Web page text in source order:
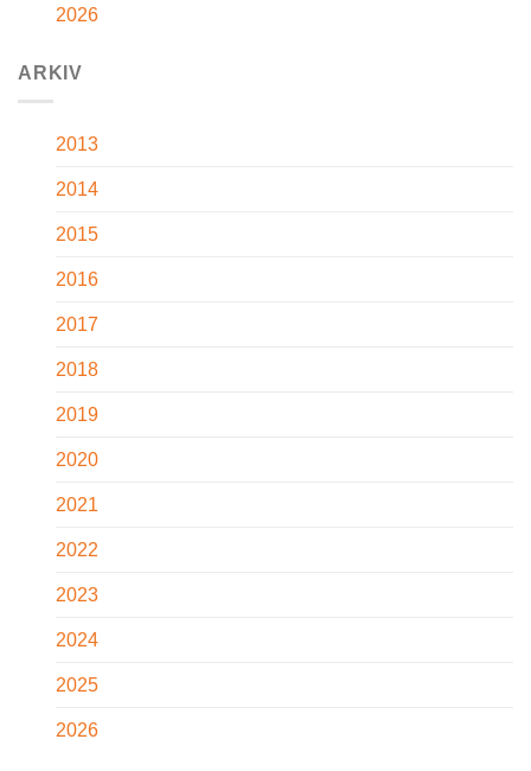
2026
ARKIV
2013
2014
2015
2016
2017
2018
2019
2020
2021
2022
2023
2024
2025
2026